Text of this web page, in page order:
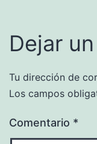
Dejar
Tu dirección de
Los campos
Comentario *